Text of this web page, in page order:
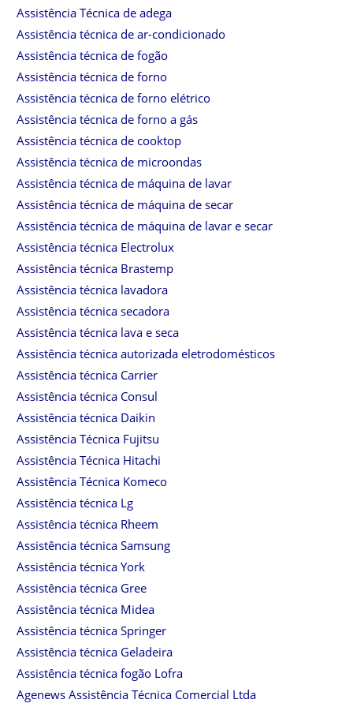
Assistência Técnica de adega
Assistência técnica de ar-condicionado
Assistência técnica de fogão
Assistência técnica de forno
Assistência técnica de forno elétrico
Assistência técnica de forno a gás
Assistência técnica de cooktop
Assistência técnica de microondas
Assistência técnica de máquina de lavar
Assistência técnica de máquina de secar
Assistência técnica de máquina de lavar e secar
Assistência técnica Electrolux
Assistência técnica Brastemp
Assistência técnica lavadora
Assistência técnica secadora
Assistência técnica lava e seca
Assistência técnica autorizada eletrodomésticos
Assistência técnica Carrier
Assistência técnica Consul
Assistência técnica Daikin
Assistência Técnica Fujitsu
Assistência Técnica Hitachi
Assistência Técnica Komeco
Assistência técnica Lg
Assistência técnica Rheem
Assistência técnica Samsung
Assistência técnica York
Assistência técnica Gree
Assistência técnica Midea
Assistência técnica Springer
Assistência técnica Geladeira
Assistência técnica fogão Lofra
Agenews Assistência Técnica Comercial Ltda